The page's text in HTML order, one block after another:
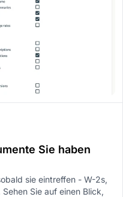
Sie haben
sie eintreffen - W-2s,
Sie auf einen Blick,